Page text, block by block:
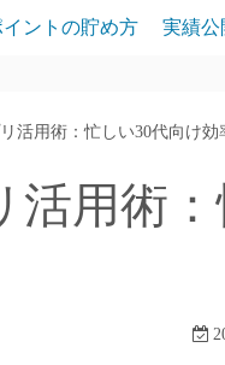
ントの貯め方 実績公
活用術：忙しい30代向け効
用術：